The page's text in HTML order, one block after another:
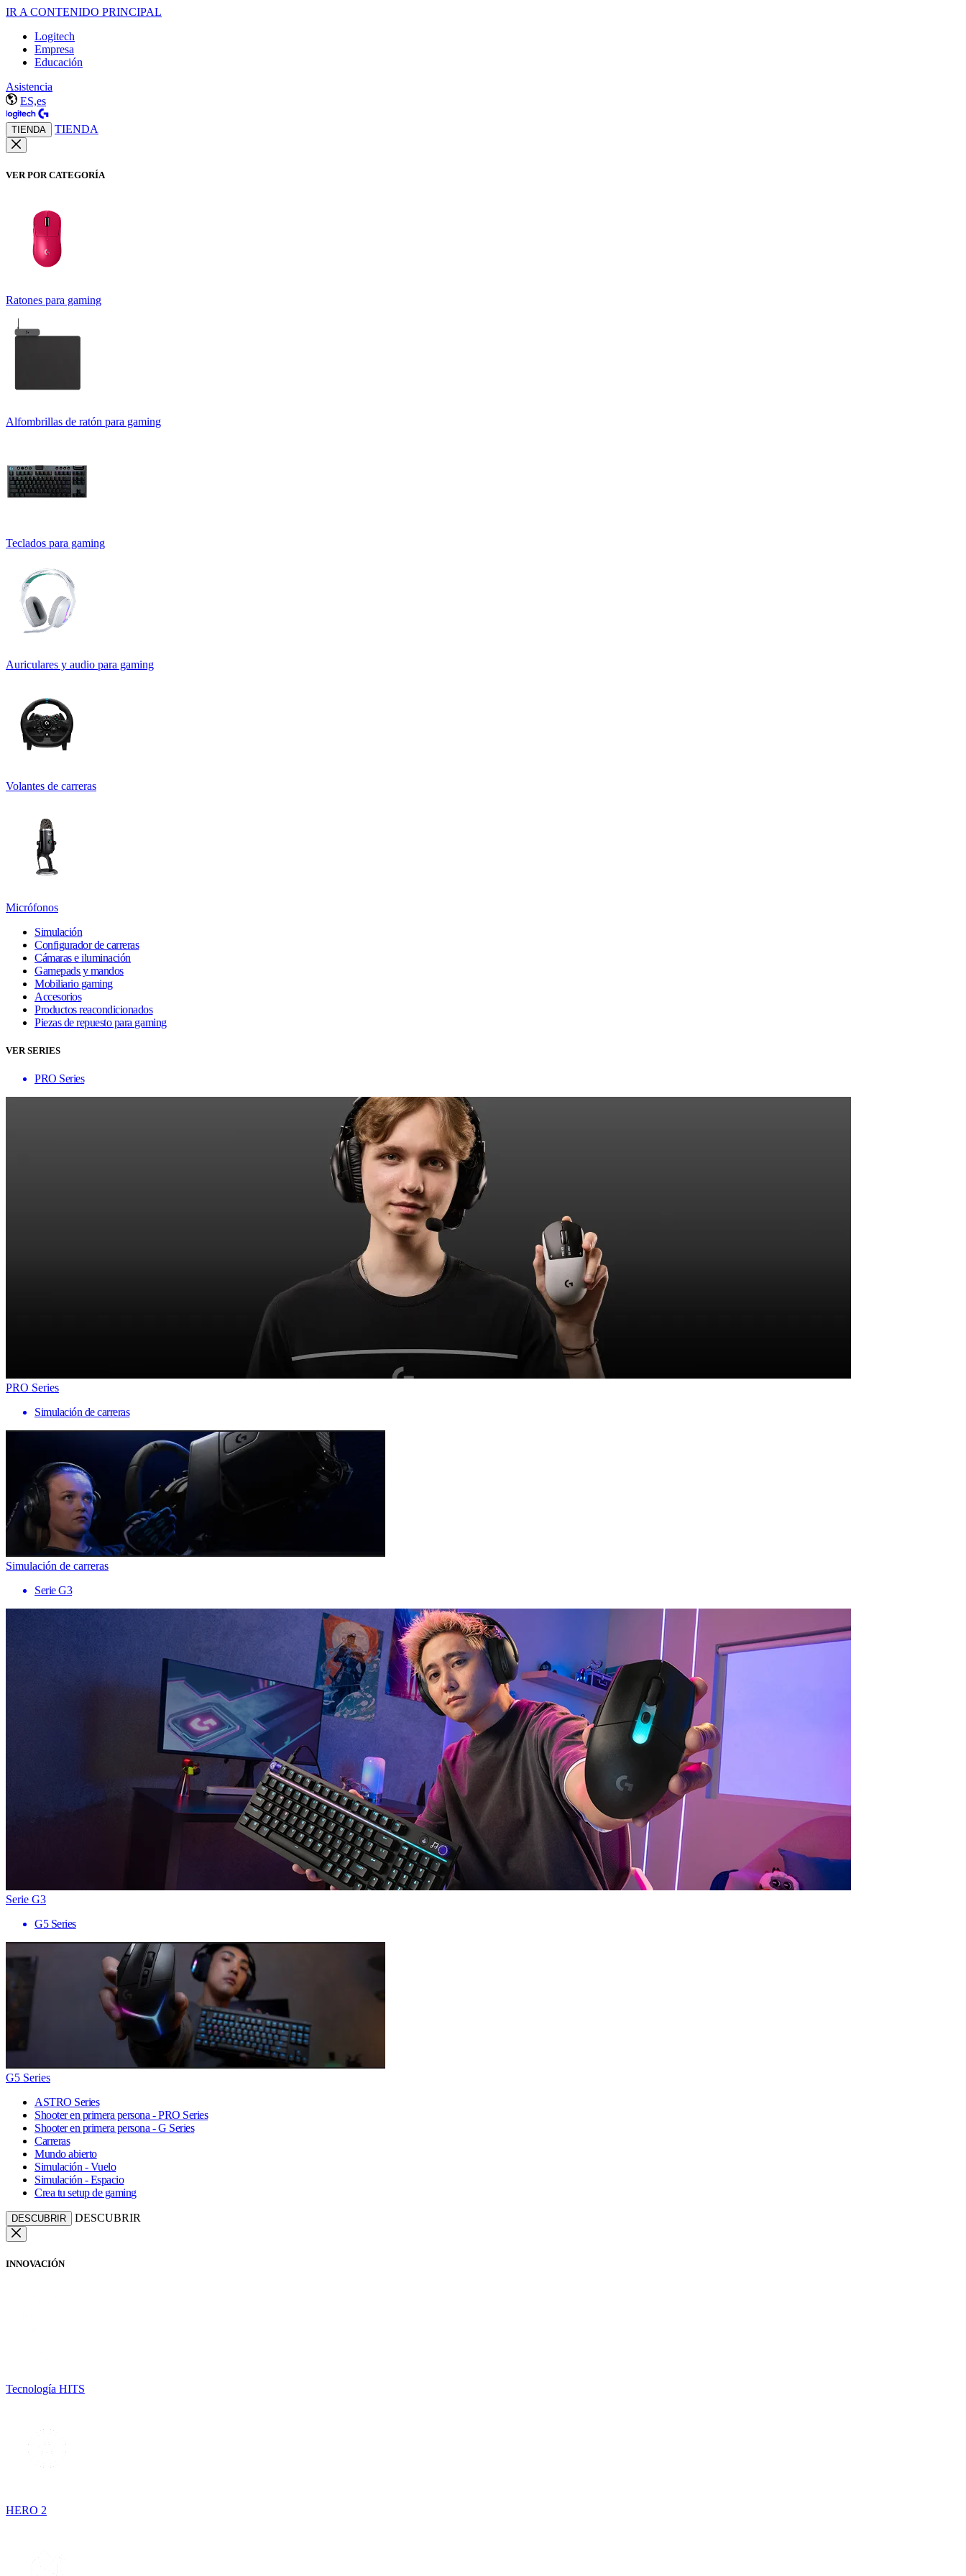
IR A CONTENIDO PRINCIPAL
Logitech
Empresa
Educación
Asistencia
ES,es
TIENDA TIENDA
VER POR CATEGORÍA
Ratones para gaming
Alfombrillas de ratón para gaming
Teclados para gaming
Auriculares y audio para gaming
Volantes de carreras
Micrófonos
Simulación
Configurador de carreras
Cámaras e iluminación
Gamepads y mandos
Mobiliario gaming
Accesorios
Productos reacondicionados
Piezas de repuesto para gaming
VER SERIES
PRO Series
PRO Series
Simulación de carreras
Simulación de carreras
Serie G3
Serie G3
G5 Series
G5 Series
ASTRO Series
Shooter en primera persona - PRO Series
Shooter en primera persona - G Series
Carreras
Mundo abierto
Simulación - Vuelo
Simulación - Espacio
Crea tu setup de gaming
DESCUBRIR DESCUBRIR
INNOVACIÓN
Tecnología HITS
HERO 2